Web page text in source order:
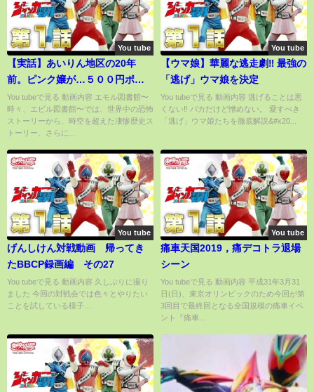
You tube
【実話】あいりん地区の20年
前。ピンク嬢が…５００円ポッ
キリ。
You tubeで見る 動画内容 エモル図書館〜
時々、エビル図書館〜では、世界中の恐怖
ストーリーから、時空を超えた凄惨歴史ス
トーリー、さらに...
You tube
【ウマ娘】華麗な逃走劇‼ 最強の
「逃げ」ウマ娘を決定
You tubeで見る 動画内容 逃げることは悪
くない‼ バカだけど憎めない。 愛すべき
「逃げ」ウマ娘たちを徹底解説&#x20...
You tube
げんしけん対戦動画 帰ってき
たBBCP録画編 その27
You tubeで見る 動画内容 久しぶりに撮り
ました 今回の対戦会では色々とやりたい
ことを試している様子...
You tube
痛車天国2019，痛デコトラ退場
シーン
You tubeで見る 動画内容 平成31年3月31
日(日)、東京オリンピックのため今回が第
3回目で最終回となる全国規模の痛車イベ
ント『痛車...